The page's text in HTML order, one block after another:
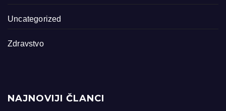
Uncategorized
Zdravstvo
NAJNOVIJI ČLANCI